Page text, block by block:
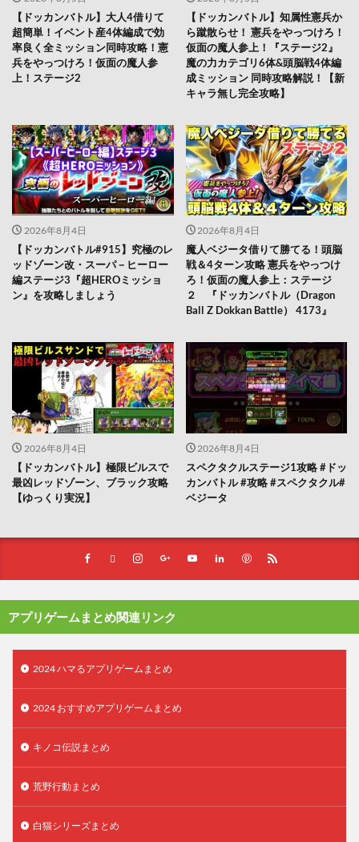
【ドッカンバトル】大人4借りて
超簡単！イベント産4体編成で効
率良く全ミッション同時攻略！憲
兵をやっつけろ！仮面の魔人参
上！ステージ2
【ドッカンバトル】知属性憲兵か
ら蹴散らせ！ 憲兵をやっつけろ！
仮面の魔人参上！『ステージ2』
魔の力カテゴリ6体&頭脳戦4体編
成ミッション 同時攻略解説！【新
キャラ無し完全攻略】
2026年8月4日
【ドッカンバトル#915】究極のレ
ッドゾーン改・スーパ－ヒーロー
編ステージ3『超HEROミッショ
ン』を攻略しましょう
2026年8月4日
魔人ベジータ借りて勝てる！頭脳
戦＆4ターン攻略 憲兵をやっつけ
ろ！仮面の魔人参上：ステージ
２ 『ドッカンバトル（Dragon
Ball Z Dokkan Battle） 4173』
2026年8月4日
【ドッカンバトル】極限ビルスで
最凶レッドゾーン、ブラック攻略
【ゆっくり実況】
2026年8月4日
スペクタクルステージ1攻略 #ドッ
カンバトル #攻略 #スペクタクル#
ベジータ
アプリゲームまとめ関連リンク
2024 ハマるアプリゲームまとめ
2024 おすすめアプリゲームまとめ
キノコ伝説まとめ
荒野行動まとめ
白猫シリーズまとめ